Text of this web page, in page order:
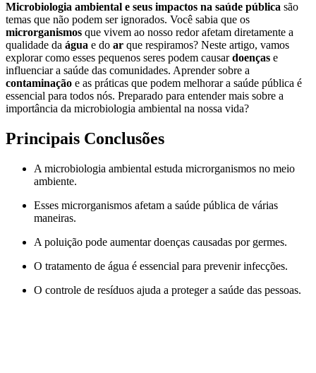
Microbiologia ambiental e seus impactos na saúde pública são
temas que não podem ser ignorados. Você sabia que os
microrganismos que vivem ao nosso redor afetam diretamente a
qualidade da água e do ar que respiramos? Neste artigo, vamos
explorar como esses pequenos seres podem causardoenças e
influenciar a saúde das comunidades. Aprender sobre a
contaminação e as práticas que podem melhorar a saúde pública é
essencial para todos nós. Preparado para entender mais sobre a
importância da microbiologia ambiental na nossa vida?
Principais Conclusões
A microbiologia ambiental estuda microrganismos no meio
ambiente.
Esses microrganismos afetam a saúde pública de várias
maneiras.
A poluição pode aumentar doenças causadas por germes.
O tratamento de água é essencial para prevenir infecções.
O controle de resíduos ajuda a proteger a saúde das pessoas.